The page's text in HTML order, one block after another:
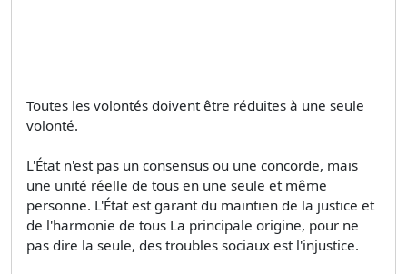
Toutes les volontés doivent être réduites à une seule
volonté.
L'État n'est pas un consensus ou une concorde, mais
une unité réelle de tous en une seule et même
personne. L'État est garant du maintien de la justice et
de l'harmonie de tous La principale origine, pour ne
pas dire la seule, des troubles sociaux est l'injustice.